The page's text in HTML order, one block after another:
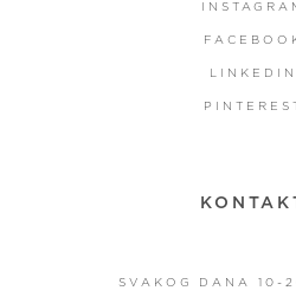
LINKEDIN
SVAKOG DANA 10-